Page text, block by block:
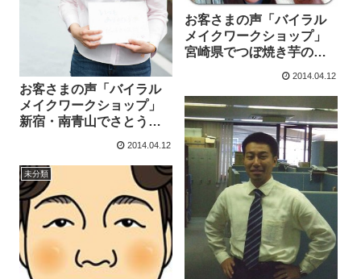
お客さまの声「バイラル
メイクワークショップ」
新宿・南青山でさとう式
リンパケアサロンwithyou
んより
2014.04.12
お客さまの声「バイラル
メイクワークショップ」
宮崎県でつぼ焼き芋の
される成田祐樹さんより
2014.04.12
未分類